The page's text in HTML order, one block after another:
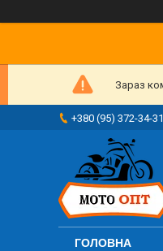
Зараз
+380 (95) 372-34-31
ГОЛОВНА